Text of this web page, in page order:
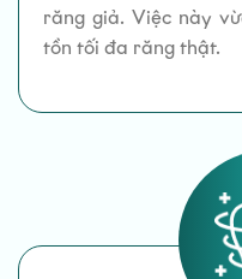
răng giả. Việc này
tồn tối đa răng thật.